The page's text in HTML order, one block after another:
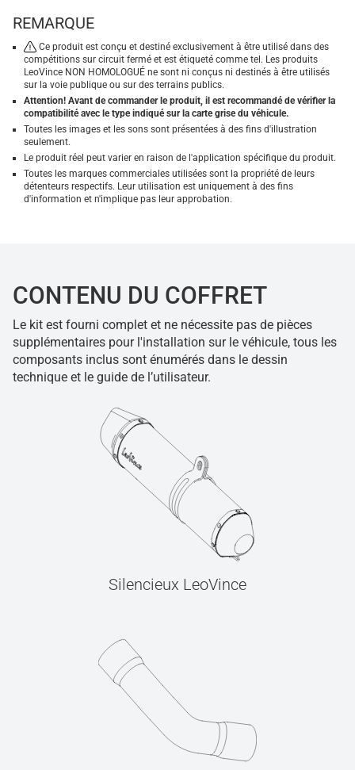
REMARQUE
Ce produit est conçu et destiné exclusivement à être utilisé dans des
compétitions sur circuit fermé et est étiqueté comme tel. Les produits
LeoVince NON HOMOLOGUÉ ne sont ni conçus ni destinés à être utilisés
sur la voie publique ou sur des terrains publics.
Attention! Avant de commander le produit, il est recommandé de vérifier la
compatibilité avec le type indiqué sur la carte grise du véhicule.
Toutes les images et les sons sont présentées à des fins d'illustration
seulement.
Le produit réel peut varier en raison de l'application spécifique du produit.
Toutes les marques commerciales utilisées sont la propriété de leurs
détenteurs respectifs. Leur utilisation est uniquement à des fins
d'information et n'implique pas leur approbation.
CONTENU DU COFFRET
Le kit est fourni complet et ne nécessite pas de pièces
supplémentaires pour l'installation sur le véhicule, tous les
composants inclus sont énumérés dans le dessin
technique et le guide de l’utilisateur.
Silencieux LeoVince